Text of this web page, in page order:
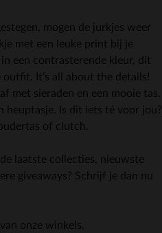
mogen de jurkjes weer
met een leuke print bij je
een contrasterende kleur, dit
It’s all about the details!
met sieraden en een mooie tas.
heuptasje. Is dit iets té voor jou?
of clutch.
laatste collecties, nieuwste
giveaways? Schrijf je dan nu
onze winkels.